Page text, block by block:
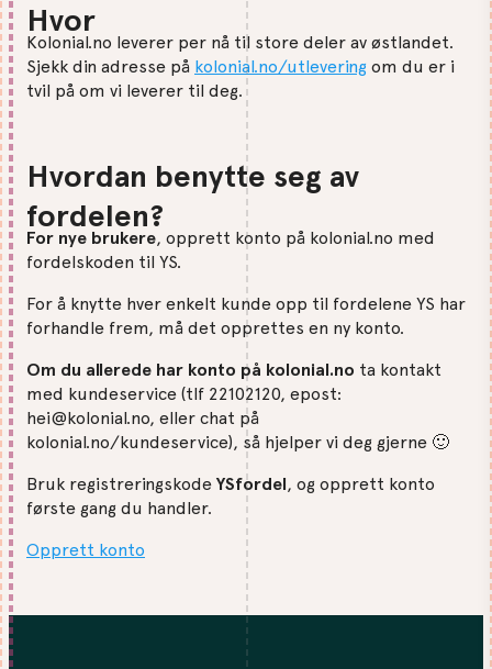
Hvor
Kolonial.no leverer per nå til store deler av østlandet.
Sjekk din adresse på kolonial.no/utlevering om du er i
tvil på om vi leverer til deg.
Hvordan benytte seg av
fordelen?
For nye brukere, opprett konto på kolonial.no med
fordelskoden til YS.
For å knytte hver enkelt kunde opp til fordelene YS har
forhandle frem, må det opprettes en ny konto.
Om du allerede har konto på kolonial.no ta kontakt
med kundeservice (tlf 22102120, epost:
hei@kolonial.no, eller chat på
kolonial.no/kundeservice), så hjelper vi deg gjerne 🙂
Bruk registreringskode YSfordel, og opprett konto
første gang du handler.
Opprett konto